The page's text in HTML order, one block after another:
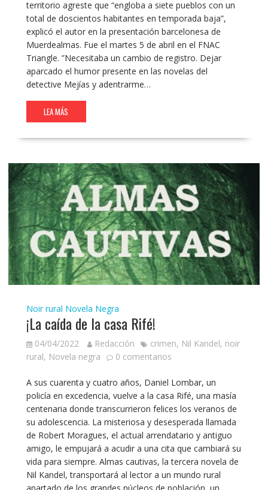
territorio agreste que “engloba a siete pueblos con un
total de doscientos habitantes en temporada baja”,
explicó el autor en la presentación barcelonesa de
Muerdealmas. Fue el martes 5 de abril en el FNAC
Triangle. ”Necesitaba un cambio de registro. Dejar
aparcado el humor presente en las novelas del
detective Mejías y adentrarme…
LEA MÁS
Noir rural Novela Negra
¡La caída de la casa Rifé!
04/04/2022 Redacción crimen, Nil Kandel, noir
rural, Novela negra 0 comentarios
A sus cuarenta y cuatro años, Daniel Lombar, un
policía en excedencia, vuelve a la casa Rifé, una masía
centenaria donde transcurrieron felices los veranos de
su adolescencia. La misteriosa y desesperada llamada
de Robert Moragues, el actual arrendatario y antiguo
amigo, le empujará a acudir a una cita que cambiará su
vida para siempre. Almas cautivas, la tercera novela de
Nil Kandel, transportará al lector a un mundo rural